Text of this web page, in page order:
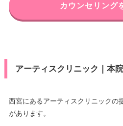
カウンセリング
アーティスクリニック｜本院
西宮にあるアーティスクリニックの
があります。